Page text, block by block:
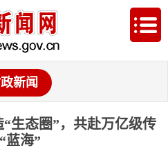
新闻
生态圈”，共赴万亿级传
蓝海”